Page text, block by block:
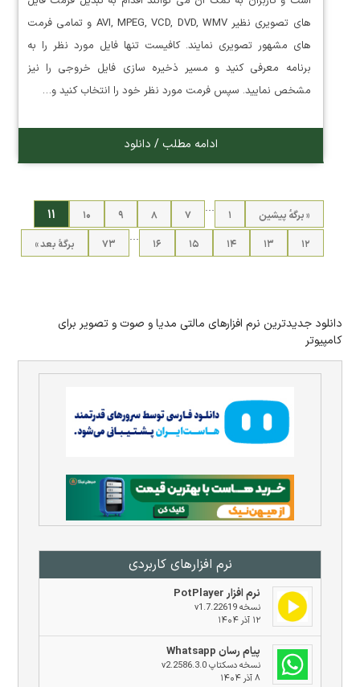
نرم افزار‌های کاربردی
نرم افزار PotPlayer
نسخه v1.7.22619
۱۲ آذر ۱۴۰۴
پیام رسان Whatsapp
نسخه دسکتاپ v2.2586.3.0
۸ آذر ۱۴۰۴
های تصویری نظیر AVI, MPEG, VCD, DVD, WMV و تمامی فرمت
های مشهور تصویری نمایند. کافیست تنها فایل مورد نظر را به
برنامه معرفی کنید و مسیر ذخیره سازی فایل خروجی را نیز
مشخص نمایید. سپس فرمت مورد نظر خود را انتخاب کنید و…
ادامه مطلب / دانلود
« برگه‌ٔ پیشین ۱
…
۷ ۸ ۹ ۱۰ ۱۱
۱۲ ۱۳ ۱۴ ۱۵ ۱۶
…
۷۳ برگهٔ بعد »
دانلود جدیدترین نرم افزارهای مالتی مدیا و صوت و تصویر برای
کامپیوتر